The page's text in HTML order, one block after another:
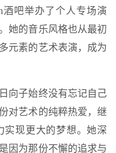
酒吧举办了个人专场演
她的音乐风格也从最初
元素的艺术表演，成为
向子始终没有忘记自己
对艺术的纯粹热爱，继
实现更大的梦想。她深
因为那份不懈的追求与